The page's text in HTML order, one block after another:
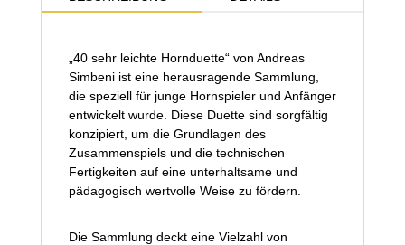
„40 sehr leichte Hornduette“ von Andreas
Simbeni ist eine herausragende Sammlung,
die speziell für junge Hornspieler und Anfänger
entwickelt wurde. Diese Duette sind sorgfältig
konzipiert, um die Grundlagen des
Zusammenspiels und die technischen
Fertigkeiten auf eine unterhaltsame und
pädagogisch wertvolle Weise zu fördern.
Die Sammlung deckt eine Vielzahl von